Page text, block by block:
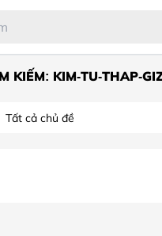
KIẾM: KIM-TU-THAP-